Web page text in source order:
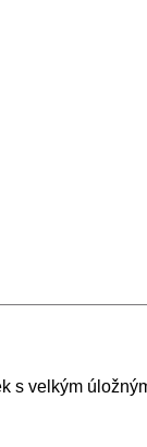
s velkým